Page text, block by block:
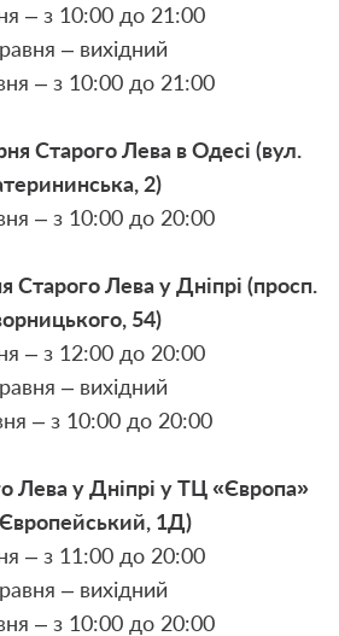
– з 10:00 до 21:00
– вихідний
– з 10:00 до 21:00
Старого Лева в Одесі (вул.
2)
– з 10:00 до 20:00
Старого Лева у Дніпрі (просп.
54)
– з 12:00 до 20:00
– вихідний
– з 10:00 до 20:00
Лева у Дніпрі у ТЦ «Європа»
1Д)
– з 11:00 до 20:00
– вихідний
– з 10:00 до 20:00